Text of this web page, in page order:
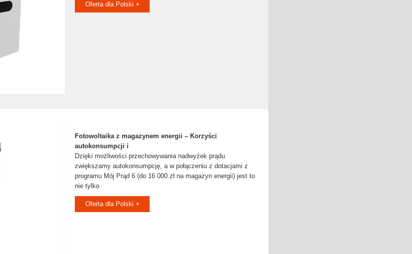
Oferta dla Polski +
Fotowoltaika z magazynem energii – Korzyści
autokonsumpcji i
Dzięki możliwości przechowywania nadwyżek prądu
zwiększamy autokonsumpcję, a w połączeniu z dotacjami z
programu Mój Prąd 6 (do 16 000 zł na magazyn energii) jest to
nie tylko
Oferta dla Polski +